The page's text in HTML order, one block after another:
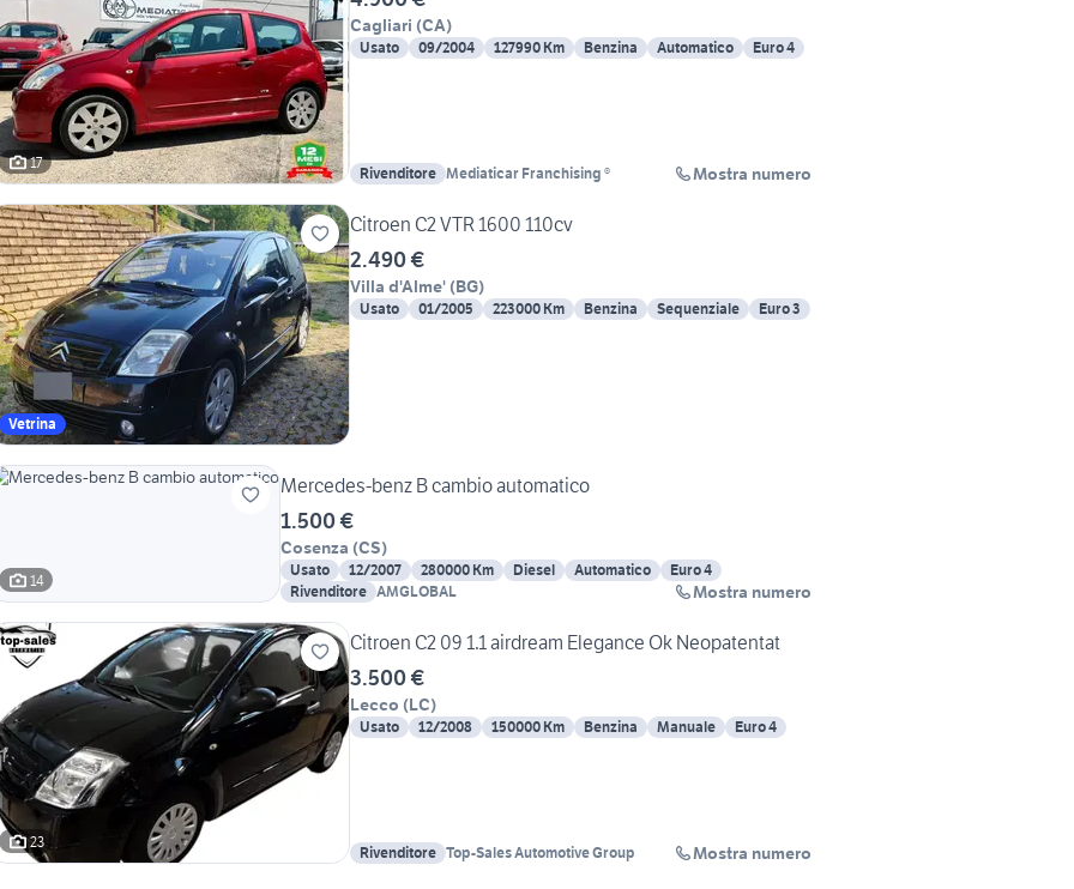
17
Cagliari (CA)
Usato 09/2004 127990 Km Benzina Automatico Euro 4
Rivenditore Mediaticar Franchising ® Mostra numero
Vetrina
Citroen C2 VTR 1600 110cv
2.490 €
Villa d'Alme' (BG)
Usato 01/2005 223000 Km Benzina Sequenziale Euro 3
14
Mercedes-benz B cambio automatico
1.500 €
Cosenza (CS)
Usato 12/2007 280000 Km Diesel Automatico
Euro 4
Rivenditore AMGLOBAL Mostra numero
23
Citroen C2 09 1.1 airdream Elegance Ok Neopatentat
3.500 €
Lecco (LC)
Usato 12/2008 150000 Km Benzina Manuale Euro 4
Rivenditore Top-Sales Automotive Group Mostra numero